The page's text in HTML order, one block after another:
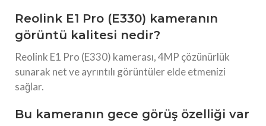
Reolink E1 Pro (E330) kameranın
görüntü kalitesi nedir?
Reolink E1 Pro (E330) kamerası, 4MP çözünürlük
sunarak net ve ayrıntılı görüntüler elde etmenizi
sağlar.
Bu kameranın gece görüş özelliği var